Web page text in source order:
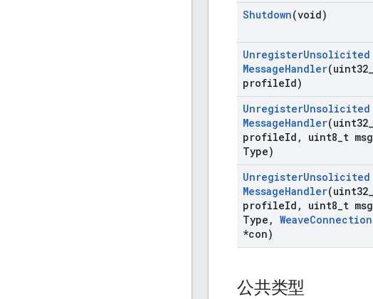
Shutdown(void)
UnregisterUnsolicited
MessageHandler(uint32
profileId)
UnregisterUnsolicited
MessageHandler(uint32
profileId , uint8 t msg
Type)
UnregisterUnsolicited
MessageHandler(uint32
profileId , uint8 t msg
Type , WeaveConnection
*con)
公共类型